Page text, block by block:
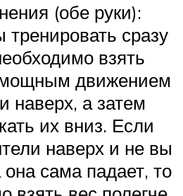
(обе руки):
тренировать сразу
взять
мощным движением
наверх, а затем
их вниз. Если
наверх и не вы
она сама падает, то